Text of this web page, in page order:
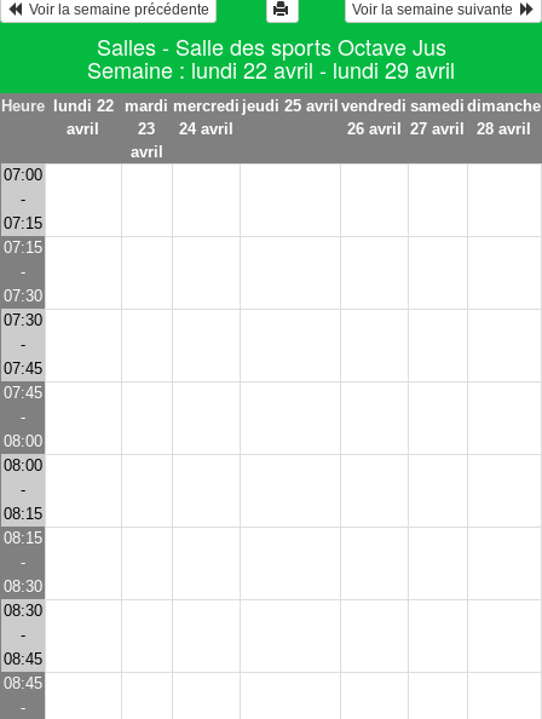
  Voir la semaine précédente
Voir la semaine suivante
Salles - Salle des sports Octave Jus
Semaine : lundi 22 avril - lundi 29 avril
Heure lundi 22
avril
mardi
23
avril
mercredi
24 avril
jeudi 25 avril vendredi
26 avril
samedi
27 avril
dimanche
28 avril
07:00
-
07:15
07:15
-
07:30
07:30
-
07:45
07:45
-
08:00
08:00
-
08:15
08:15
-
08:30
08:30
-
08:45
08:45
-